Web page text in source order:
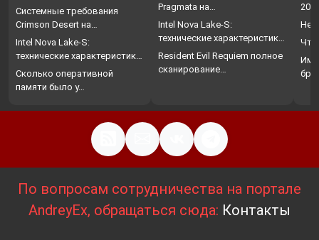
Системные требования
Crimson Desert на…
Intel Nova Lake-S:
технические характеристики,
…
Сколько оперативной
памяти было у…
Pragmata на…
Intel Nova Lake-S:
технические характеристики,
…
Resident Evil Requiem полное
сканирование…
Что
По вопросам сотрудничества на портале
AndreyEx, обращаться сюда: Контакты